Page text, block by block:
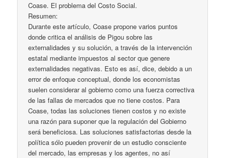
Coase. El problema del Costo Social.
Resumen:
Durante este artículo, Coase propone varios puntos
donde critica el análisis de Pigou sobre las
externalidades y su solución, a través de la intervención
estatal mediante impuestos al sector que genere
externalidades negativas. Esto es así, dice, debido a un
error de enfoque conceptual, donde los economistas
suelen considerar al gobierno como una fuerza correctiva
de las fallas de mercados que no tiene costos. Para
Coase, todas las soluciones tienen costos y no existe
una razón para suponer que la regulación del Gobierno
será beneficiosa. Las soluciones satisfactorias desde la
política sólo pueden provenir de un estudio consciente
del mercado, las empresas y los agentes, no así